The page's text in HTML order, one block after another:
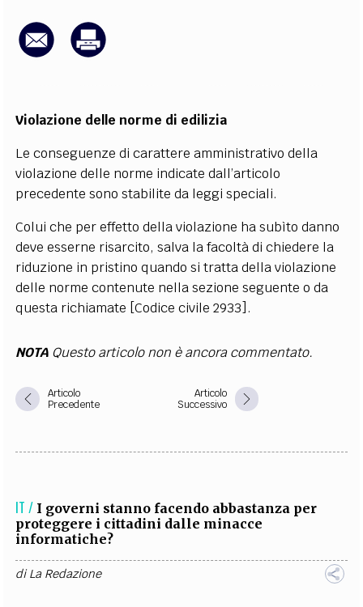
CODICI RUBRICHE
Violazione delle norme di edilizia
Le conseguenze di carattere amministrativo della
violazione delle norme indicate dall’articolo
precedente sono stabilite da leggi speciali.
Colui che per effetto della violazione ha subìto danno
deve esserne risarcito, salva la facoltà di chiedere la
riduzione in pristino quando si tratta della violazione
delle norme contenute nella sezione seguente o da
questa richiamate [Codice civile 2933].
NOTA Questo articolo non è ancora commentato.
Articolo
Precedente
Articolo
Successivo
IT / I governi stanno facendo abbastanza per
proteggere i cittadini dalle minacce
informatiche?
diLa Redazione